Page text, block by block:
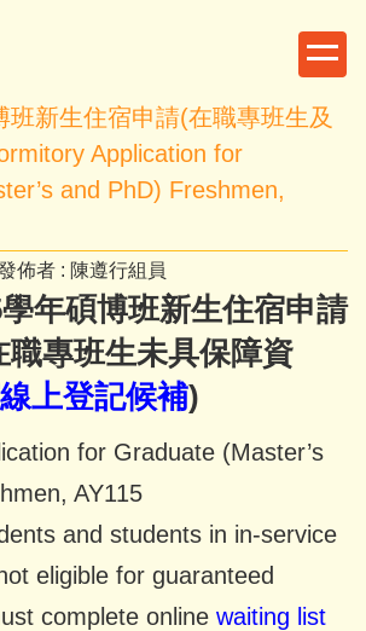
新生住宿申請(在職專班生及
Application for
and PhD) Freshmen,
佈者 : 陳遵行組員
年碩博班新生住宿申請
職專班生未具保障資
線上登記候補)
for Graduate (Master’s
AY115
and students in in-service
eligible for guaranteed
complete online waiting list